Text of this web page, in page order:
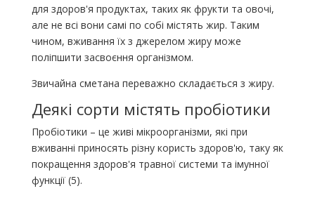
для здоров'я продуктах, таких як фрукти та овочі,
але не всі вони самі по собі містять жир. Таким
чином, вживання їх з джерелом жиру може
поліпшити засвоєння організмом.
Звичайна сметана переважно складається з жиру.
Деякі сорти містять пробіотики
Пробіотики – це живі мікроорганізми, які при
вживанні приносять різну користь здоров'ю, таку як
покращення здоров'я травної системи та імунної
функції (5).